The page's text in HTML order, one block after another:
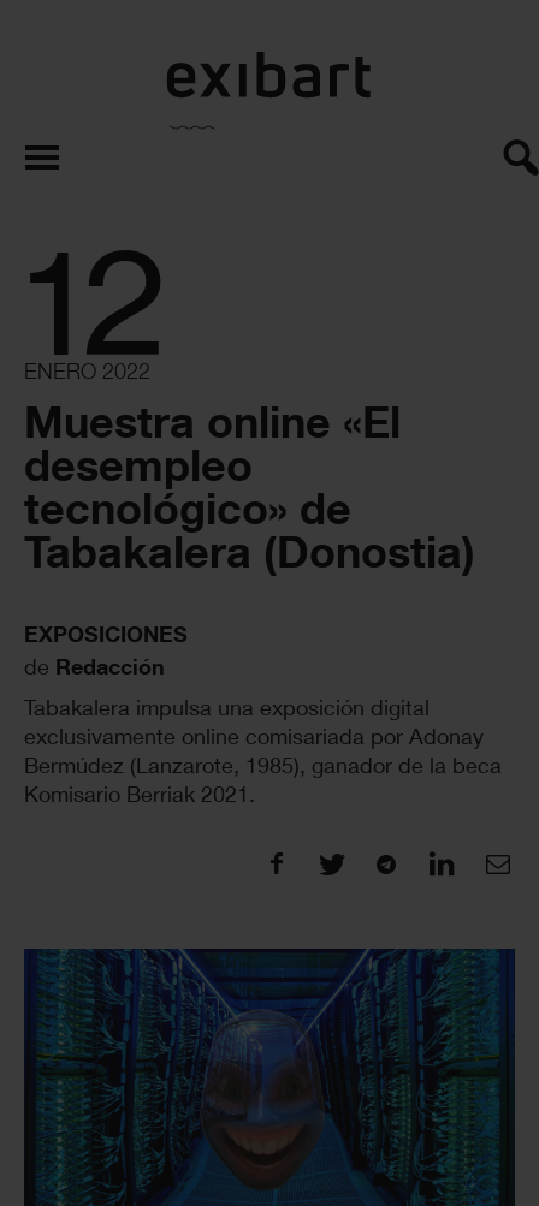
exibart.es
12
ENERO 2022
Muestra online «El
desempleo
tecnológico» de
Tabakalera (Donostia)
EXPOSICIONES
de Redacción
Tabakalera impulsa una exposición digital
exclusivamente online comisariada por Adonay
Bermúdez (Lanzarote, 1985), ganador de la beca
Komisario Berriak 2021.